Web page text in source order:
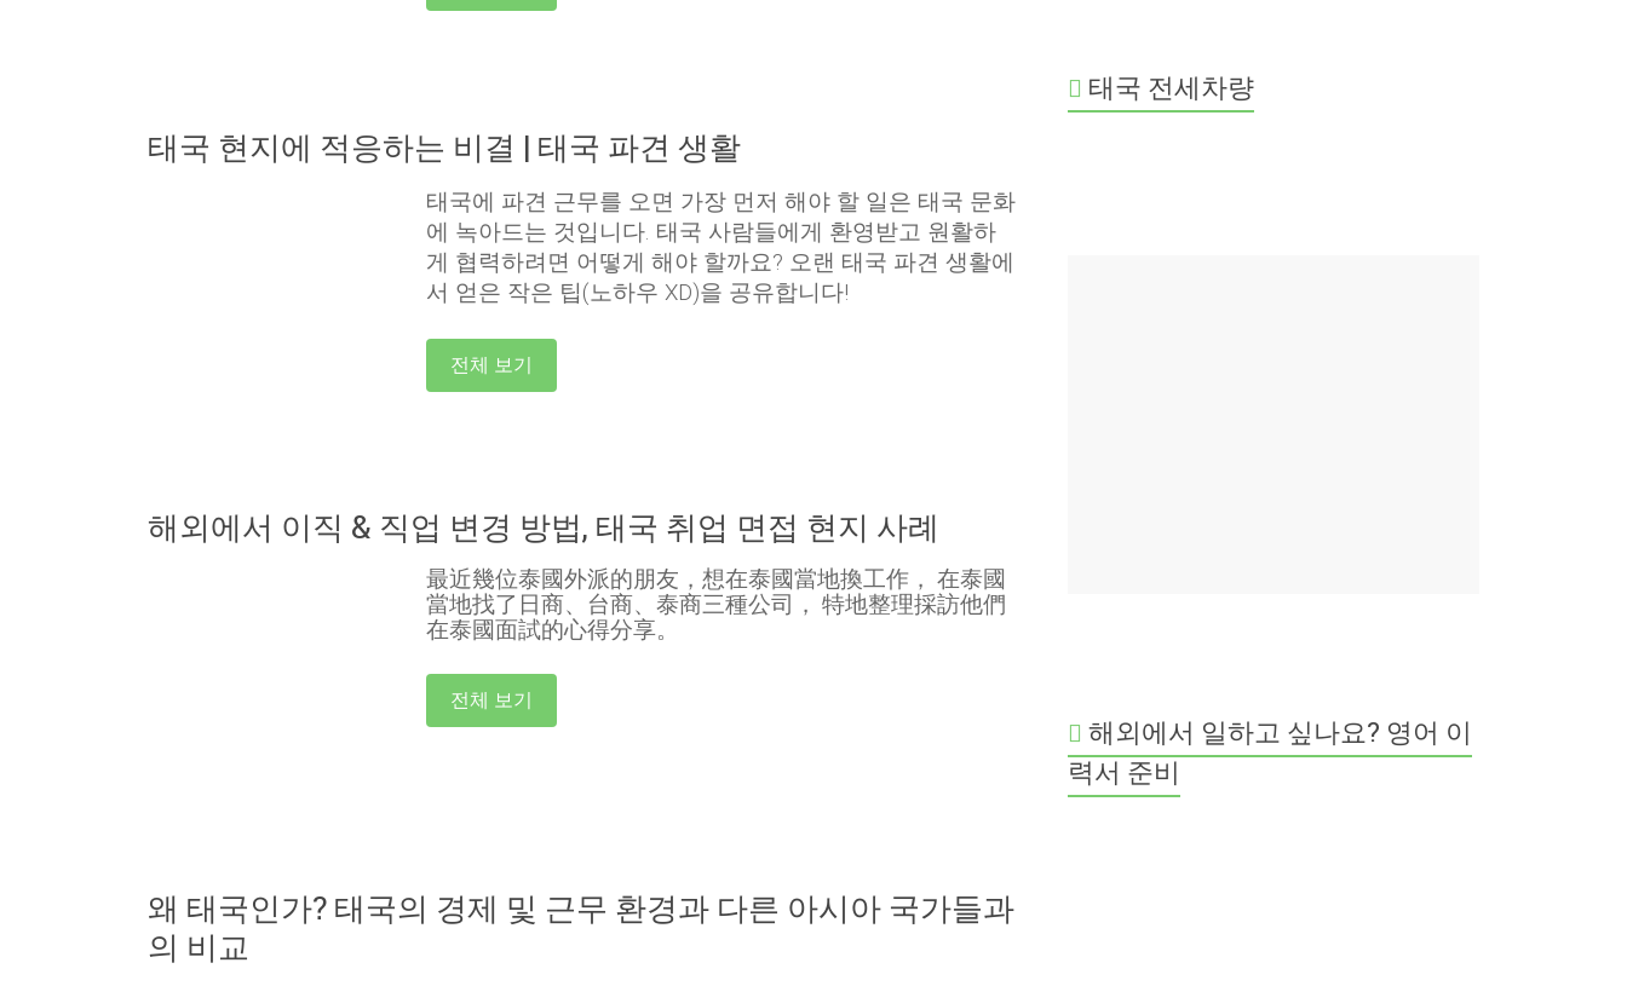
태국 현지에 적응하는 비결 | 태국 파견 생활
태국에 파견 근무를 오면 가장 먼저 해야 할 일은 태국 문화
에 녹아드는 것입니다. 태국 사람들에게 환영받고 원활하
게 협력하려면 어떻게 해야 할까요? 오랜 태국 파견 생활에
서 얻은 작은 팁(노하우 XD)을 공유합니다!
전체 보기
해외에서 이직 & 직업 변경 방법, 태국 취업 면접 현지 사례
最近幾位泰國外派的朋友，想在泰國當地換工作， 在泰國
當地找了日商、台商、泰商三種公司， 特地整理採訪他們
在泰國面試的心得分享。
전체 보기
왜 태국인가? 태국의 경제 및 근무 환경과 다른 아시아 국가들과
의 비교
태국 전세차량
해외에서 일하고 싶나요? 영어 이
력서 준비